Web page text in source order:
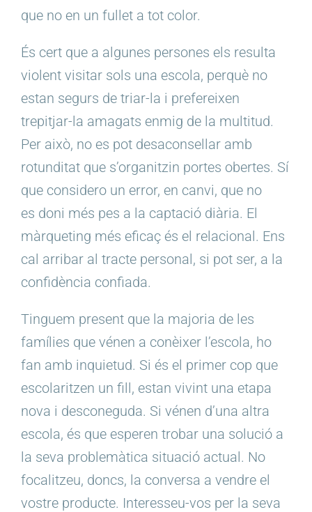
que no en un fullet a tot color.
És cert que a algunes persones els resulta
violent visitar sols una escola, perquè no
estan segurs de triar-la i prefereixen
trepitjar-la amagats enmig de la multitud.
Per això, no es pot desaconsellar amb
rotunditat que s’organitzin portes obertes. Sí
que considero un error, en canvi, que no
es doni més pes a la captació diària. El
màrqueting més eficaç és el relacional. Ens
cal arribar al tracte personal, si pot ser, a la
confidència confiada.
Tinguem present que la majoria de les
famílies que vénen a conèixer l’escola, ho
fan amb inquietud. Si és el primer cop que
escolaritzen un fill, estan vivint una etapa
nova i desconeguda. Si vénen d’una altra
escola, és que esperen trobar una solució a
la seva problemàtica situació actual. No
focalitzeu, doncs, la conversa a vendre el
vostre producte. Interesseu-vos per la seva